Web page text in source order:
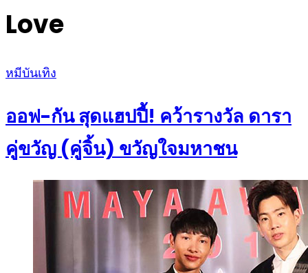
Love
Posted
หมีบันเทิง
ออฟ-กัน สุดแฮปปี้! คว้ารางวัล ดารา
คู่ขวัญ (คู่จิ้น) ขวัญใจมหาชน